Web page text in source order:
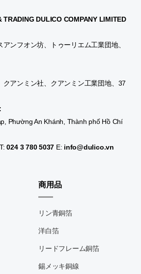
TRADING DULICOCOMPANY LIMITED
ンフオン坊、トゥーリエム工業団地、
クアンミン社、クアンミン工業団地、37
Phường An Khánh, Thành phố Hồ Chí
024 3 780 5037 E: info@dulico.vn
商用品
リン青銅箔
洋白箔
リードフレーム銅箔
錫メッキ銅線